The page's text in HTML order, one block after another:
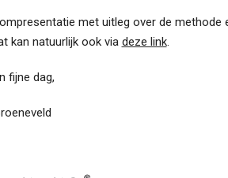
met uitleg over de
kan natuurlijk ook via deze link.
fijne dag,